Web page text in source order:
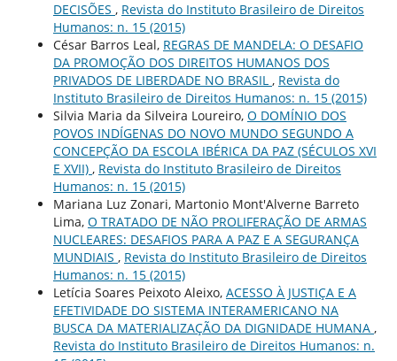
DECISÕES , Revista do Instituto Brasileiro de Direitos
Humanos: n. 15 (2015)
César Barros Leal, REGRAS DE MANDELA: O DESAFIO
DA PROMOÇÃO DOS DIREITOS HUMANOS DOS
PRIVADOS DE LIBERDADE NO BRASIL , Revista do
Instituto Brasileiro de Direitos Humanos: n. 15 (2015)
Silvia Maria da Silveira Loureiro, O DOMÍNIO DOS
POVOS INDÍGENAS DO NOVO MUNDO SEGUNDO A
CONCEPÇÃO DA ESCOLA IBÉRICA DA PAZ (SÉCULOS XVI
E XVII) , Revista do Instituto Brasileiro de Direitos
Humanos: n. 15 (2015)
Mariana Luz Zonari, Martonio Mont'Alverne Barreto
Lima, O TRATADO DE NÃO PROLIFERAÇÃO DE ARMAS
NUCLEARES: DESAFIOS PARA A PAZ E A SEGURANÇA
MUNDIAIS , Revista do Instituto Brasileiro de Direitos
Humanos: n. 15 (2015)
Letícia Soares Peixoto Aleixo, ACESSO À JUSTIÇA E A
EFETIVIDADE DO SISTEMA INTERAMERICANO NA
BUSCA DA MATERIALIZAÇÃO DA DIGNIDADE HUMANA ,
Revista do Instituto Brasileiro de Direitos Humanos: n.